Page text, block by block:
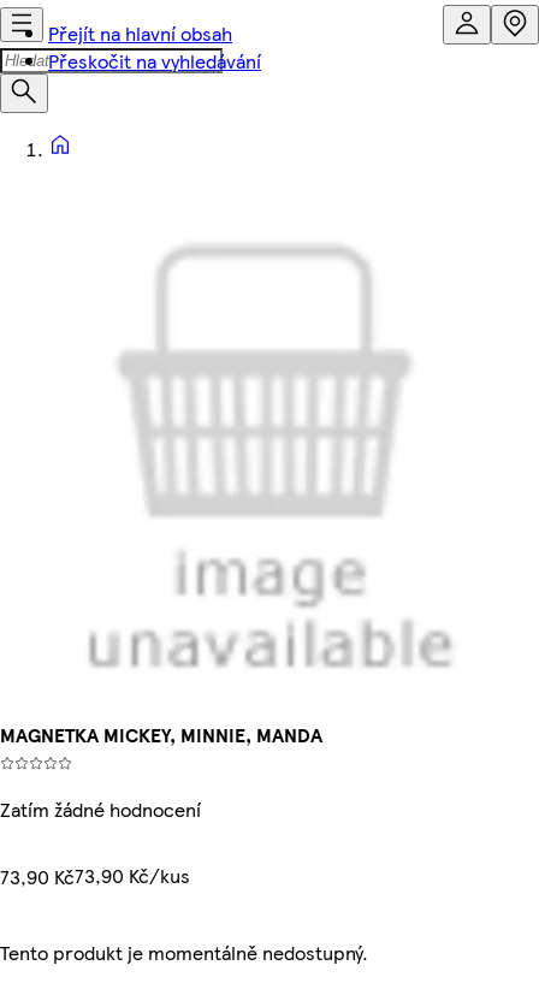
Přejít na hlavní obsah
Přeskočit na vyhledávání
MAGNETKA MICKEY, MINNIE, MANDA
Zatím žádné hodnocení
73,90 Kč73,90 Kč/kus
Tento produkt je momentálně nedostupný.